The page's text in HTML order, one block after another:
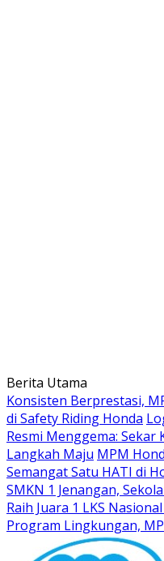
Langsung
ke
konten
Berita Utama
Konsisten Berprestasi,
di Safety Riding Honda
Resmi Menggema:
Langkah Maju MPM
Semangat Satu HATI di
SMKN 1 Jenangan,
Raih Juara 1 LKS
Program Lingkungan,